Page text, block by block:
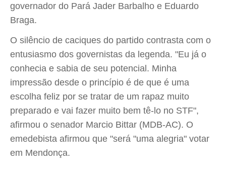
governador do Pará Jader Barbalho e Eduardo
Braga.
O silêncio de caciques do partido contrasta com o
entusiasmo dos governistas da legenda. "Eu já o
conhecia e sabia de seu potencial. Minha
impressão desde o princípio é de que é uma
escolha feliz por se tratar de um rapaz muito
preparado e vai fazer muito bem tê-lo no STF",
afirmou o senador Marcio Bittar (MDB-AC). O
emedebista afirmou que "será "uma alegria" votar
em Mendonça.